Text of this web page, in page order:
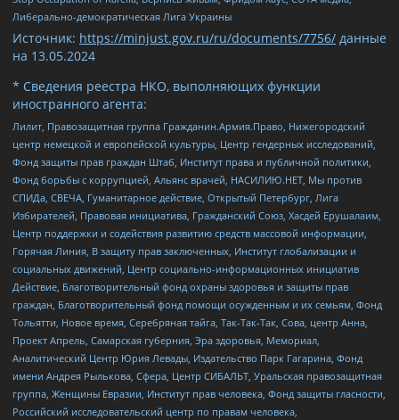
Либерально-демократическая Лига Украины
Источник: https://minjust.gov.ru/ru/documents/7756/ данные
на 13.05.2024
* Сведения реестра НКО, выполняющих функции
иностранного агента:
Лилит, Правозащитная группа Гражданин.Армия.Право, Нижегородский
центр немецкой и европейской культуры, Центр гендерных исследований,
Фонд защиты прав граждан Штаб, Институт права и публичной политики,
Фонд борьбы с коррупцией, Альянс врачей, НАСИЛИЮ.НЕТ, Мы против
СПИДа, СВЕЧА, Гуманитарное действие, Открытый Петербург, Лига
Избирателей, Правовая инициатива, Гражданский Союз, Хасдей Ерушалаим,
Центр поддержки и содействия развитию средств массовой информации,
Горячая Линия, В защиту прав заключенных, Институт глобализации и
социальных движений, Центр социально-информационных инициатив
Действие, Благотворительный фонд охраны здоровья и защиты прав
граждан, Благотворительный фонд помощи осужденным и их семьям, Фонд
Тольятти, Новое время, Серебряная тайга, Так-Так-Так, Сова, центр Анна,
Проект Апрель, Самарская губерния, Эра здоровья, Мемориал,
Аналитический Центр Юрия Левады, Издательство Парк Гагарина, Фонд
имени Андрея Рылькова, Сфера, Центр СИБАЛЬТ, Уральская правозащитная
группа, Женщины Евразии, Институт прав человека, Фонд защиты гласности,
Российский исследовательский центр по правам человека,